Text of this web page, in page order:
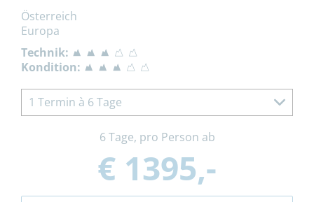
Österreich
Europa
Technik:
Kondition:
1 Termin à 6 Tage
6 Tage, pro Person ab
€ 1395,-